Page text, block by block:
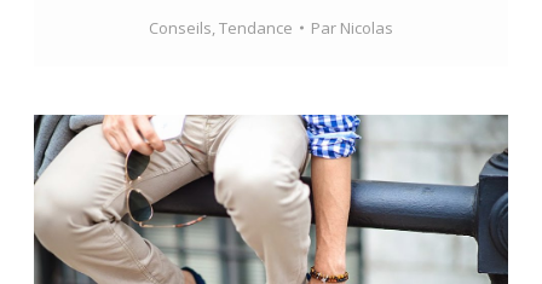
Conseils,Tendance Par Nicolas